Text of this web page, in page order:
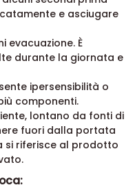
sulle parti da
secondi prima
e asciugare
È
durante la giornata e
ipersensibilità o
componenti.
lontano da fonti di
fuori dalla portata
si riferisce al prodotto